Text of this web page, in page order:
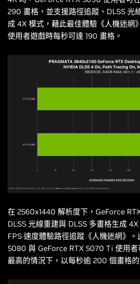
290 畫格，並支援路徑追蹤、DLSS 光
成 4X 模式，藉此最佳體驗《人機迷網
使用者遊戲時每秒可達 190 畫格。
在 2560x1440 解析度下，GeForce
DLSS 光線重建與 DLSS 多畫格生成
FPS 速度體驗路徑追蹤《人機迷網》。
5080 與 GeForce RTX 5070 Ti 使用者
最高的情況下，以每秒逾 200 個畫格的